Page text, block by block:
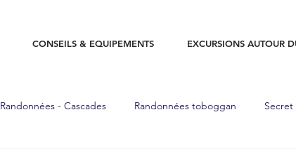
CONSEILS & EQUIPEMENTS EXCURSIONS AUTOUR
Randonnées - Cascades Randonnées toboggan Secret